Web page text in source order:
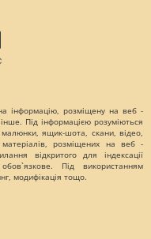
інформацію, розміщену на веб -
Під інформацією розуміються
малюнки, ящик-шота, скани, відео,
розміщених на веб -
відкритого для індексації
Під використанням
модифікація тощо.